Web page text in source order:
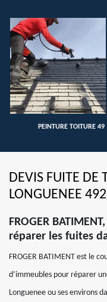
PEINTURE TOITURE 49
DEVIS FUITE DE
LONGUENEE
FROGER
réparer les fuites
FROGER BATIMENT est le
d’immeubles pour réparer
Longuenee ou ses environs